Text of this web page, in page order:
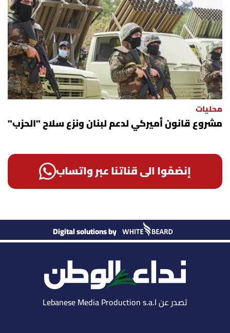
محليات
مشروع قانون أميركي لدعم لبنان ونزع سلاح "الحزب"
إنضمّوا الى قناتنا عبر واتساب
Digital solutions by
تصدر عن Lebanese Media Production s.a.l